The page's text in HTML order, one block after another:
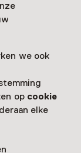
we ook
op cookie
elke